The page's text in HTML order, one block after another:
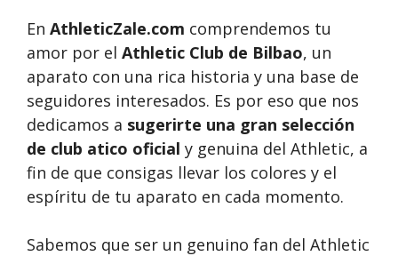
En AthleticZale.com comprendemos tu
amor por el Athletic Club de Bilbao, un
aparato con una rica historia y una base de
seguidores interesados. Es por eso que nos
dedicamos a sugerirte una gran selección
de club atico oficial y genuina del Athletic, a
fin de que consigas llevar los colores y el
espíritu de tu aparato en cada momento.
Sabemos que ser un genuino fan del Athletic